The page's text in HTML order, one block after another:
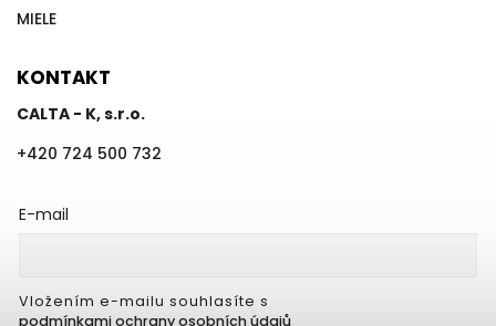
MIELE
KONTAKT
CALTA - K, s.r.o.
+420 724 500 732
E-mail
Vložením e-mailu souhlasíte s
podmínkami ochrany osobních údajů